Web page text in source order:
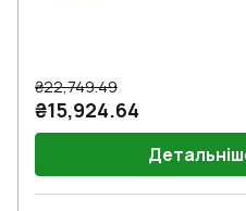
₴22,749.49
₴15,924.64